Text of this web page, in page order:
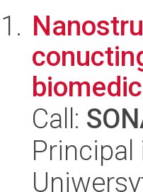
Call:
Principal